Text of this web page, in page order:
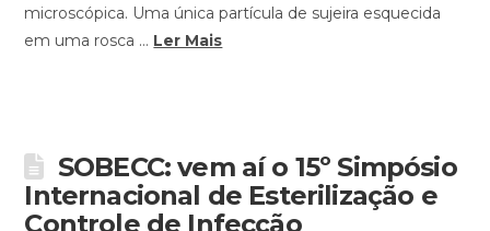
microscópica. Uma única partícula de sujeira esquecida
em uma rosca … Ler Mais
SOBECC: vem aí o 15º Simpósio
Internacional de Esterilização e
Controle de Infecção